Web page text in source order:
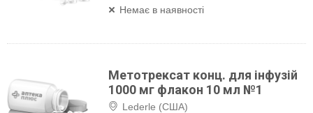
Немає в наявності
Метотрексат конц. для інфузій
1000 мг флакон 10 мл №1
Lederle (США)